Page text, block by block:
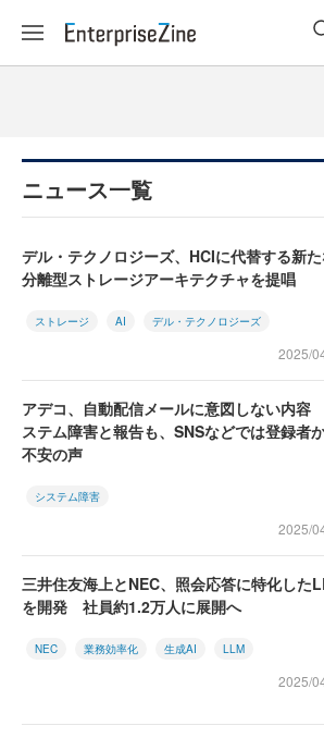
ニュース一覧
デル・テクノロジーズ、HCIに代替する新
分離型ストレージアーキテクチャを提唱
ストレージ AI デル・テクノロジーズ
2025/
アデコ、自動配信メールに意図しない内
ステム障害と報告も、SNSなどでは登録者
不安の声
システム障害
2025/
三井住友海上とNEC、照会応答に特化した
を開発 社員約1.2万人に展開へ
NEC 業務効率化 生成AI LLM
2025/